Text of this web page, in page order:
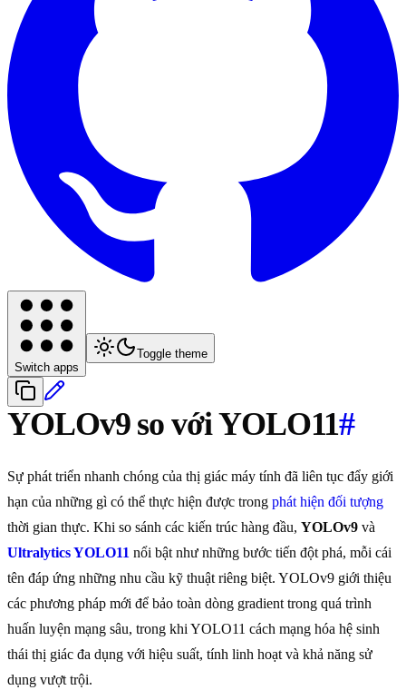
Switch apps
Toggle theme
YOLOv9 so với YOLO11#
Sự phát triển nhanh chóng của thị giác máy tính đã liên tục đẩy giới
hạn của những gì có thể thực hiện được trong phát hiện đối tượng
thời gian thực. Khi so sánh các kiến trúc hàng đầu, YOLOv9 và
Ultralytics YOLO11 nổi bật như những bước tiến đột phá, mỗi cái
tên đáp ứng những nhu cầu kỹ thuật riêng biệt. YOLOv9 giới thiệu
các phương pháp mới để bảo toàn dòng gradient trong quá trình
huấn luyện mạng sâu, trong khi YOLO11 cách mạng hóa hệ sinh
thái thị giác đa dụng với hiệu suất, tính linh hoạt và khả năng sử
dụng vượt trội.